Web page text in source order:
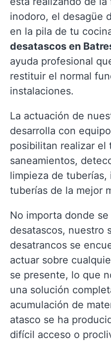
inodoro, el desagüe
en la pila de tu
desatascos en
ayuda profesional
restituir el normal
instalaciones.
La actuación de
desarrolla con
posibilitan realizar el
saneamientos,
limpieza de
tuberías de la mejor
No importa donde
desatascos, nuestro
desatrancos se
actuar sobre
se presente, lo que
una solución
acumulación de
atasco se ha
difícil acceso o